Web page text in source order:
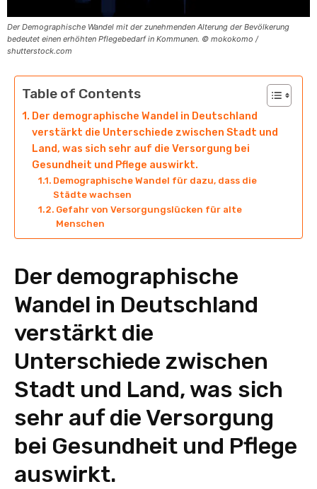
Der Demographische Wandel mit der zunehmenden Alterung der Bevölkerung
bedeutet einen erhöhten Pflegebedarf in Kommunen. © mokokomo /
shutterstock.com
Table of Contents
Der demographische Wandel in Deutschland
verstärkt die Unterschiede zwischen Stadt und
Land, was sich sehr auf die Versorgung bei
Gesundheit und Pflege auswirkt.
Demographische Wandel für dazu, dass die
Städte wachsen
Gefahr von Versorgungslücken für alte
Menschen
Der demographische
Wandel in Deutschland
verstärkt die
Unterschiede zwischen
Stadt und Land, was sich
sehr auf die Versorgung
bei Gesundheit und Pflege
auswirkt.